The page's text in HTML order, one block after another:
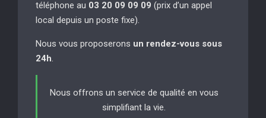
téléphone au 03 20 09 09 09 (prix d’un appel
local depuis un poste fixe).
Nous vous proposerons un rendez-vous sous
24h
Nous offrons un service de qualité en vous
simplifiant la vie.